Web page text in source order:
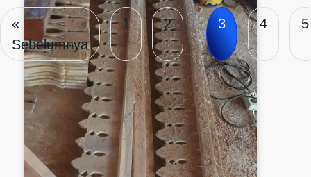
«
Sebelumnya
1 2 3 4 5